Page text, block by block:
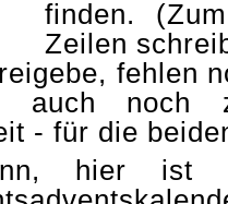
finden.
Zeilen
fehlen
auch noch
- für die
hier ist